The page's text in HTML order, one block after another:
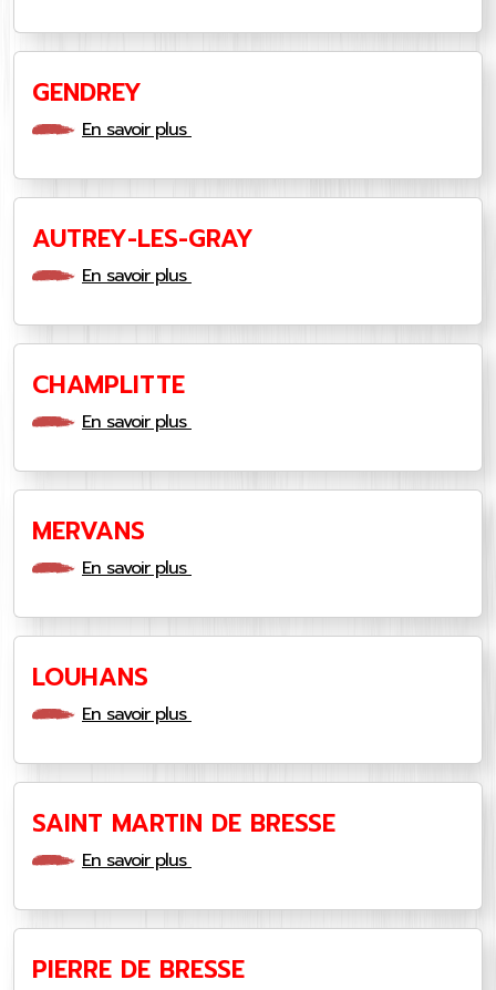
GENDREY
En savoir plus
AUTREY-LES-GRAY
En savoir plus
CHAMPLITTE
En savoir plus
MERVANS
En savoir plus
LOUHANS
En savoir plus
SAINT MARTIN DE BRESSE
En savoir plus
PIERRE DE BRESSE